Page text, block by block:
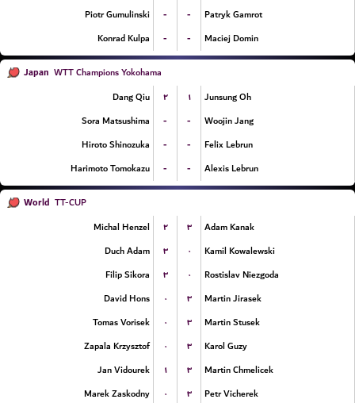
Piotr Gumulinski
- -
Patryk Gamrot
Konrad Kulpa
- - Maciej Domin
Japan WTT Champions Yokohama
Dang Qiu
۲ ۱
Junsung Oh
Sora Matsushima
- -
Woojin Jang
Hiroto Shinozuka
- -
Felix Lebrun
Harimoto Tomokazu
- - Alexis Lebrun
World TT-CUP
Michal Henzel
۲ ۳
Adam Kanak
Duch Adam
۳ ۰
Kamil Kowalewski
Filip Sikora
۳ ۰
Rostislav Niezgoda
David Hons
۰ ۳
Martin Jirasek
Tomas Vorisek
۰ ۳
Martin Stusek
Zapala Krzysztof
۰ ۳
Karol Guzy
Jan Vidourek
۱ ۳
Martin Chmelicek
Marek Zaskodny
۰ ۳
Petr Vicherek